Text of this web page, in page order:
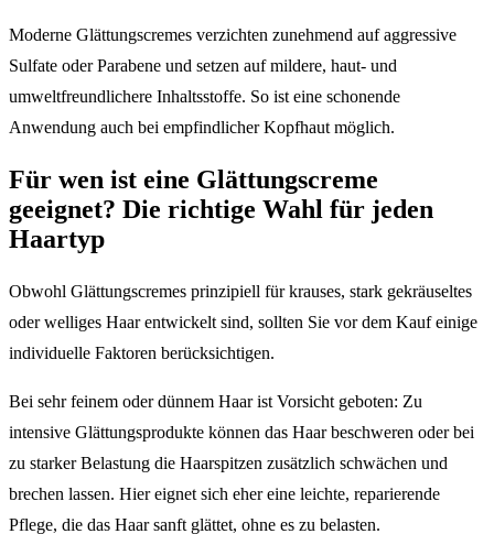
Moderne Glättungscremes verzichten zunehmend auf aggressive
Sulfate oder Parabene und setzen auf mildere, haut- und
umweltfreundlichere Inhaltsstoffe. So ist eine schonende
Anwendung auch bei empfindlicher Kopfhaut möglich.
Für wen ist eine Glättungscreme
geeignet? Die richtige Wahl für jeden
Haartyp
Obwohl Glättungscremes prinzipiell für krauses, stark gekräuseltes
oder welliges Haar entwickelt sind, sollten Sie vor dem Kauf einige
individuelle Faktoren berücksichtigen.
Bei sehr feinem oder dünnem Haar ist Vorsicht geboten: Zu
intensive Glättungsprodukte können das Haar beschweren oder bei
zu starker Belastung die Haarspitzen zusätzlich schwächen und
brechen lassen. Hier eignet sich eher eine leichte, reparierende
Pflege, die das Haar sanft glättet, ohne es zu belasten.